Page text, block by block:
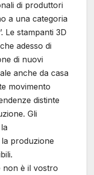
di produttori
a una categoria
Le stampanti 3D
adesso di
di nuovi
anche da casa
movimento
distinte
Gli
produzione
non è il vostro